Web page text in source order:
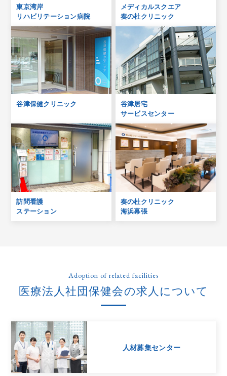
東京湾岸
リハビリテーション病院
メディカルスクエア
奏の杜クリニック
谷津保健クリニック
谷津居宅
サービスセンター
訪問看護
ステーション
奏の杜クリニック
海浜幕張
Adoption of related facilities
医療法人社団保健会の求人について
人材募集センター